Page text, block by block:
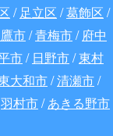
/ 足立区 /葛飾区 /
市/青梅市/ 府中
市/ 日野市/東村
大和市/清瀬市/
羽村市/あきる野市